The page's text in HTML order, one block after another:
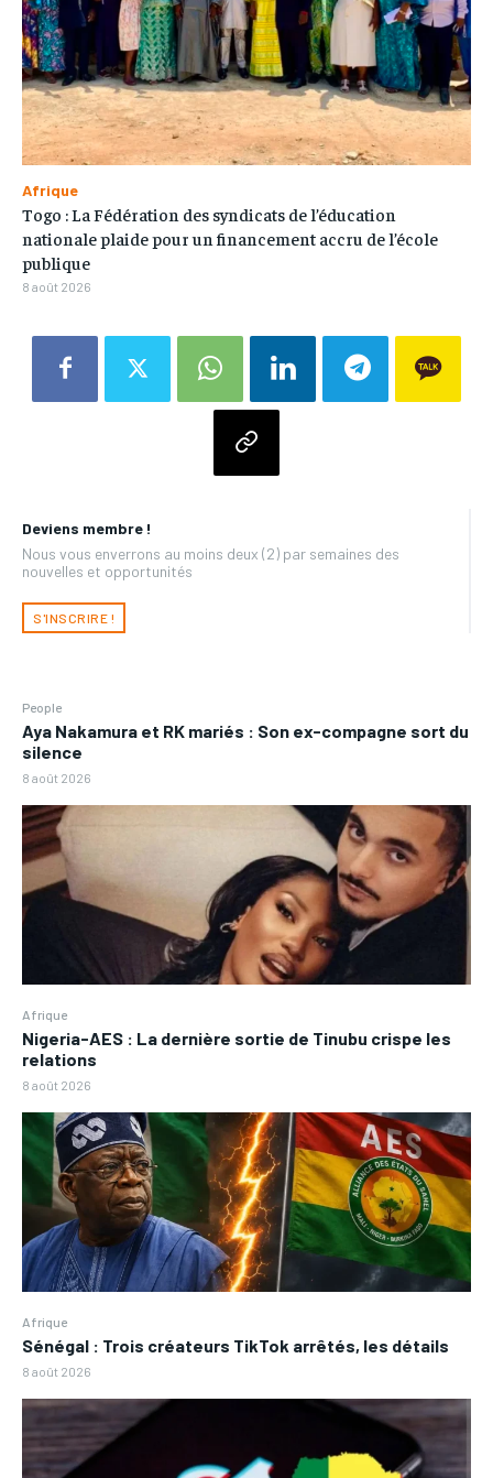
Deviens membre !
Nous vous enverrons au moins deux (2) par semaines des
nouvelles et opportunités
S'INSCRIRE !
People
Aya Nakamura et RK mariés : Son ex-compagne sort du
silence
8 août 2026
Afrique
Nigeria-AES : La dernière sortie de Tinubu crispe les
relations
8 août 2026
Afrique
Sénégal : Trois créateurs TikTok arrêtés, les détails
8 août 2026
Afrique
Togo : La Fédération des syndicats de l’éducation
nationale plaide pour un financement accru de l’école
publique
8 août 2026